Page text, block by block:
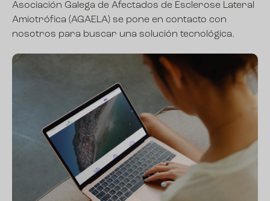
Asociación Galega de Afectados de Esclerose Lateral
Amiotrófica (AGAELA) se pone en contacto con
nosotros para buscar una solución tecnológica.